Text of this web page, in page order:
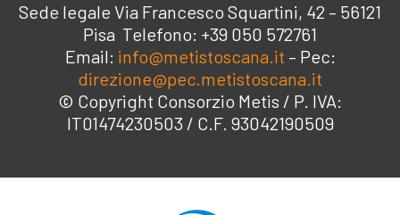
Sede legale Via Francesco Squartini, 42 – 56121
Pisa Telefono: +39 050 572761
Email: info@metistoscana.it – Pec:
direzione@pec.metistoscana.it
© Copyright Consorzio Metis / P. IVA:
IT01474230503 / C.F. 93042190509